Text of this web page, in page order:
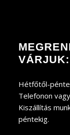
VÁRJUK:
Hétfőtől-
Telefonon
Kiszállítás
péntekig.